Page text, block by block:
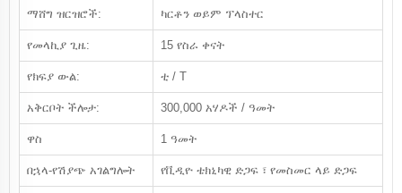
ማሸግ ዝርዝሮች: ካርቶን ወይም ፕላስተር
የመላኪያ ጊዜ: 15 የስራ ቀናት
የክፍያ ውል: ቲ / T
አቅርቦት ችሎታ: 300,000 አሃዶች / ዓመት
ዋስ 1 ዓመት
በኋላ-የሽያጭ አገልግሎት የቪዲዮ ቴክኒካዊ ድጋፍ ፣ የመስመር ላይ ድጋፍ